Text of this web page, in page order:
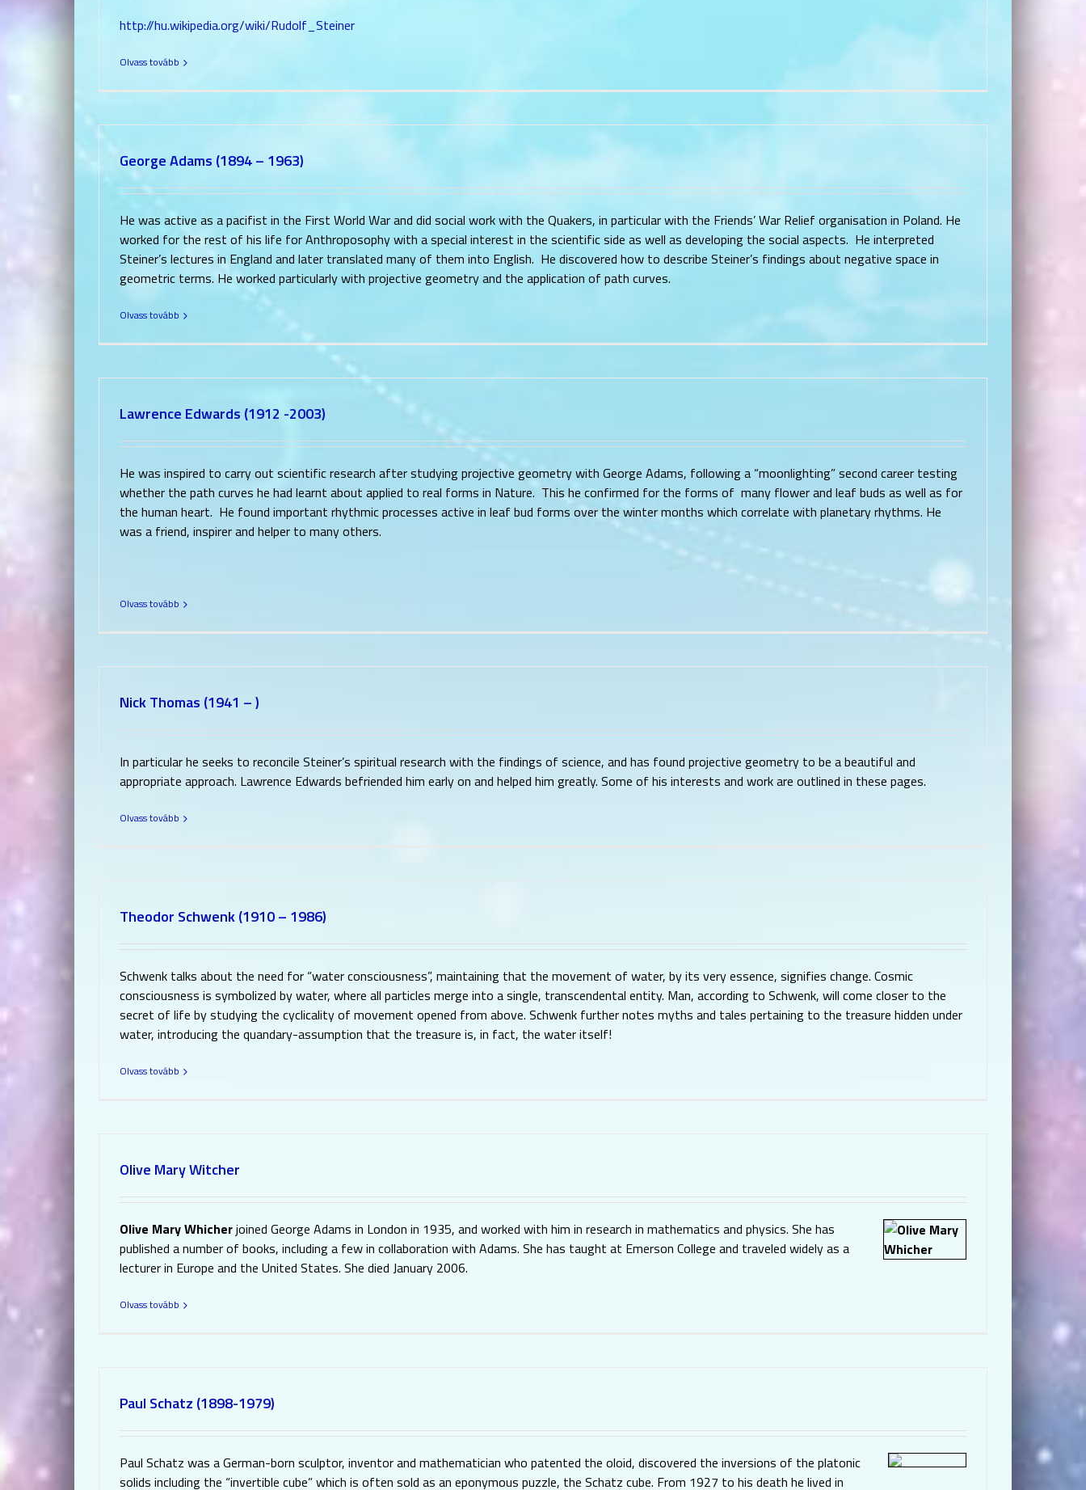
http://hu.wikipedia.org/wiki/Rudolf_Steiner
Olvass tovább
George Adams (1894 – 1963)
He was active as a pacifist in the First World War and did social work with the Quakers, in particular with the Friends’ War Relief organisation in Poland. He
worked for the rest of his life for Anthroposophy with a special interest in the scientific side as well as developing the social aspects. He interpreted
Steiner’s lectures in England and later translated many of them into English. He discovered how to describe Steiner’s findings about negative space in
geometric terms. He worked particularly with projective geometry and the application of path curves.
Olvass tovább
Lawrence Edwards (1912 -2003)
He was inspired to carry out scientific research after studying projective geometry with George Adams, following a “moonlighting” second career testing
whether the path curves he had learnt about applied to real forms in Nature. This he confirmed for the forms of many flower and leaf buds as well as for
the human heart. He found important rhythmic processes active in leaf bud forms over the winter months which correlate with planetary rhythms. He
was a friend, inspirer and helper to many others.
Olvass tovább
Nick Thomas (1941 – )
In particular he seeks to reconcile Steiner’s spiritual research with the findings of science, and has found projective geometry to be a beautiful and
appropriate approach. Lawrence Edwards befriended him early on and helped him greatly. Some of his interests and work are outlined in these pages.
Olvass tovább
Theodor Schwenk (1910 – 1986)
Schwenk talks about the need for “water consciousness”, maintaining that the movement of water, by its very essence, signifies change. Cosmic
consciousness is symbolized by water, where all particles merge into a single, transcendental entity. Man, according to Schwenk, will come closer to the
secret of life by studying the cyclicality of movement opened from above. Schwenk further notes myths and tales pertaining to the treasure hidden under
water, introducing the quandary-assumption that the treasure is, in fact, the water itself!
Olvass tovább
Olive Mary Witcher
Olive Mary Whicherjoined George Adams in London in 1935, and worked with him in research in mathematics and physics. She has
published a number of books, including a few in collaboration with Adams. She has taught at Emerson College and traveled widely as a
lecturer in Europe and the United States. She died January 2006.
Olvass tovább
Paul Schatz (1898-1979)
Paul Schatz was a German-born sculptor, inventor and mathematician who patented the oloid, discovered the inversions of the platonic
solids including the “invertible cube” which is often sold as an eponymous puzzle, the Schatz cube. From 1927 to his death he lived in